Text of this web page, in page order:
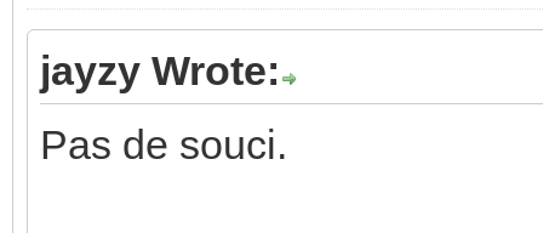
jayzy Wrote:
Pas de souci.